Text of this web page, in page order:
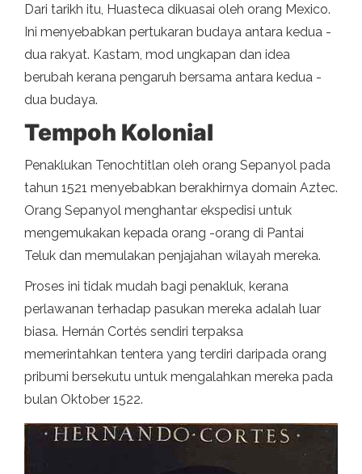
Dari tarikh itu, Huasteca dikuasai oleh orang Mexico.
Ini menyebabkan pertukaran budaya antara kedua -
dua rakyat. Kastam, mod ungkapan dan idea
berubah kerana pengaruh bersama antara kedua -
dua budaya.
Tempoh Kolonial
Penaklukan Tenochtitlan oleh orang Sepanyol pada
tahun 1521 menyebabkan berakhirnya domain Aztec.
Orang Sepanyol menghantar ekspedisi untuk
mengemukakan kepada orang -orang di Pantai
Teluk dan memulakan penjajahan wilayah mereka.
Proses ini tidak mudah bagi penakluk, kerana
perlawanan terhadap pasukan mereka adalah luar
biasa. Hernán Cortés sendiri terpaksa
memerintahkan tentera yang terdiri daripada orang
pribumi bersekutu untuk mengalahkan mereka pada
bulan Oktober 1522.